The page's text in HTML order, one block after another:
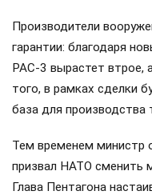
Производители
гарантии: благодаря
PAC-3 вырастет
того, в рамках сделки
база для производства
Тем временем
призвал НАТО сменить
Глава Пентагона